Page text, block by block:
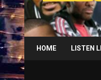
HOME LISTEN